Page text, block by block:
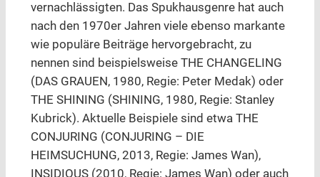
vernachlässigten. Das Spukhausgenre hat auch
nach den 1970er Jahren viele ebenso markante
wie populäre Beiträge hervorgebracht, zu
nennen sind beispielsweise THE CHANGELING
(DAS GRAUEN, 1980, Regie: Peter Medak) oder
THE SHINING (SHINING, 1980, Regie: Stanley
Kubrick). Aktuelle Beispiele sind etwa THE
CONJURING (CONJURING – DIE
HEIMSUCHUNG, 2013, Regie: James Wan),
INSIDIOUS (2010, Regie: James Wan) oder auch